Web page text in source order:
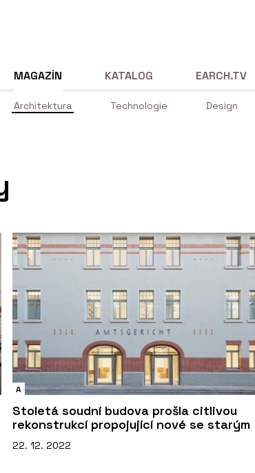
MAGAZÍN
Architektura Technologie Design
KATALOG EARCH.TV
A
Stoletá soudní budova prošla citlivou
rekonstrukcí propojující nové se starým
22. 12. 2022